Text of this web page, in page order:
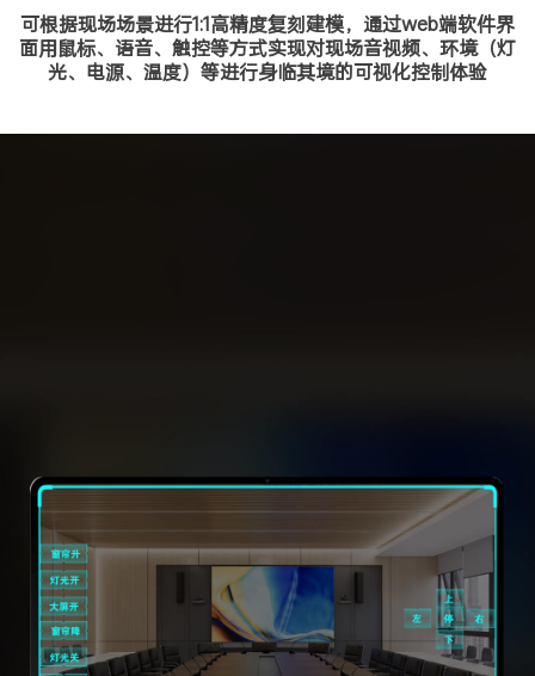
可根据现场场景进行1:1高精度复刻建模，通过web端软件界
面用鼠标、语音、触控等方式实现对现场音视频、环境（灯
光、电源、温度）等进行身临其境的可视化控制体验